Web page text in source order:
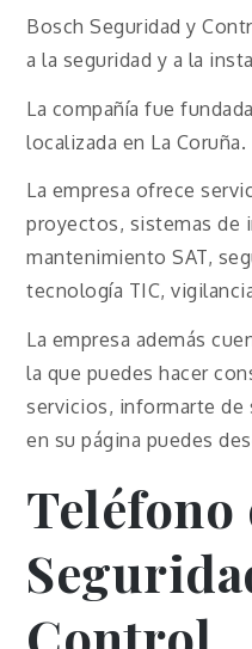
Bosch Seguridad y
a la seguridad y a la
La compañía fue
localizada en La Coruña.
La empresa ofrece
proyectos, sistemas de
mantenimiento SAT,
tecnología TIC,
La empresa además
la que puedes hacer
servicios, informarte de
en su página puedes
Teléfono